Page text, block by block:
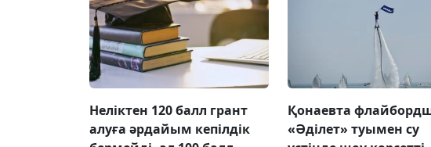
Неліктен 120 балл грант
алуға әрдайым кепілдік
Қонаевта
«Әділет» туымен су